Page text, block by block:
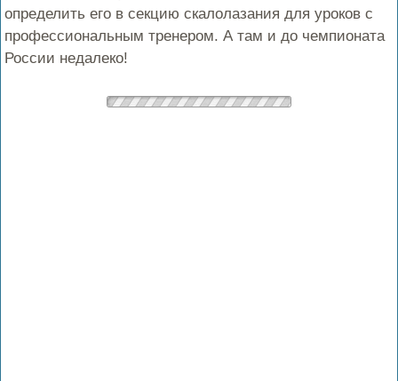
определить его в секцию скалолазания для уроков с
профессиональным тренером. А там и до чемпионата
России недалеко!